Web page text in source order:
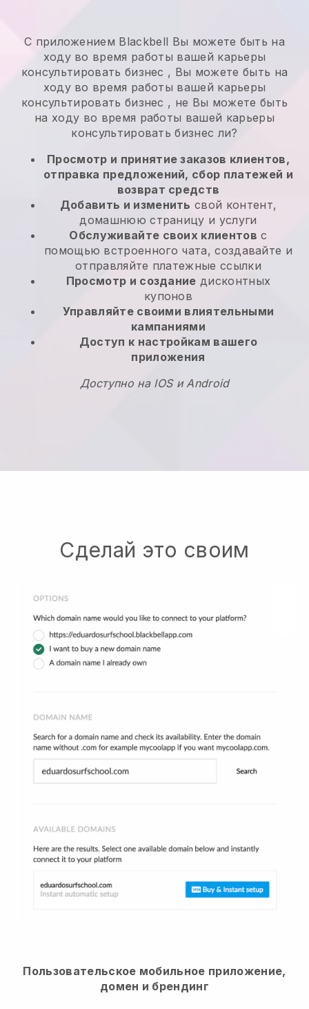
С приложением Blackbell Вы можете быть на
ходу во время работы вашей карьеры
консультировать бизнес , Вы можете быть на
ходу во время работы вашей карьеры
консультировать бизнес , не Вы можете быть
на ходу во время работы вашей карьеры
консультировать бизнес ли?
Просмотр и принятие заказов клиентов,
отправка предложений, сбор платежей и
возврат средств
Добавить и изменить свой контент,
домашнюю страницу и услуги
Обслуживайте своих клиентов с
помощью встроенного чата, создавайте и
отправляйте платежные ссылки
Просмотр и создание дисконтных
купонов
Управляйте своими влиятельными
кампаниями
Доступ к настройкам вашего
приложения
Доступно на IOS и Android
Сделай это своим
Пользовательское мобильное приложение,
домен и брендинг